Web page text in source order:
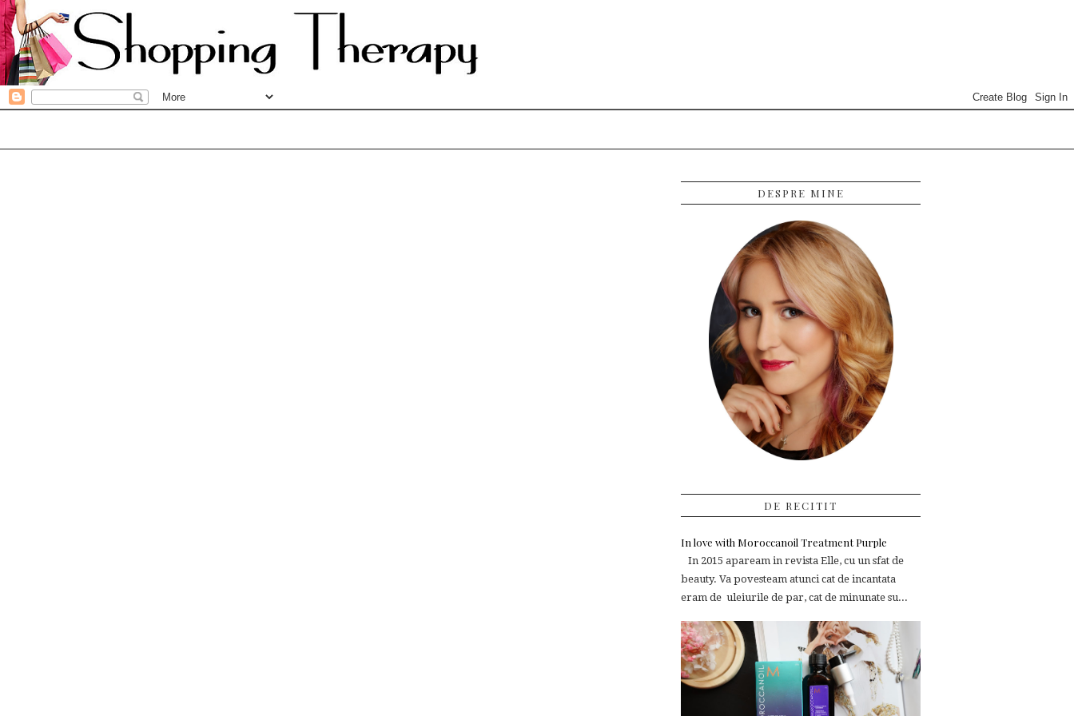
DESPRE MINE
DE RECITIT
In love with Moroccanoil Treatment Purple
In 2015 apaream in revista Elle, cu un sfat de
beauty. Va povesteam atunci cat de incantata
eram de uleiurile de par, cat de minunate su...